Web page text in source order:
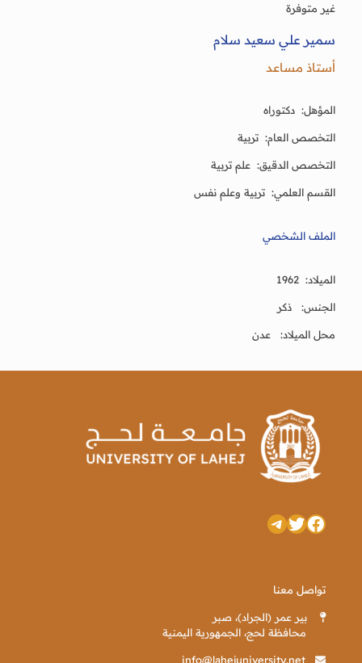
غير متوفرة
سمير علي سعيد سلام
أستاذ مساعد
المؤهل: دكتوراه
التخصص العام: تربية
التخصص الدقيق: علم تربية
القسم العلمي: تربية وعلم نفس
الملف الشخصي
الميلاد: 1962
الجنس: ذكر
محل الميلاد: عدن
فيسبوك
تويترتيليجرام
تواصل معنا
بير عمر (الجراد)، صبر
محافظة لحج، الجمهورية اليمنية
info@lahejuniversity.net